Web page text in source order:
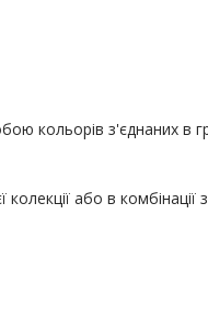
кольорів з'єднаних в
або в